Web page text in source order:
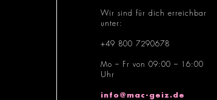
Wir sind für dich erreichbar
unter:
+49 800 7290678
Mo – Fr von 09:00 – 16:00
Uhr
info@mac-geiz.de